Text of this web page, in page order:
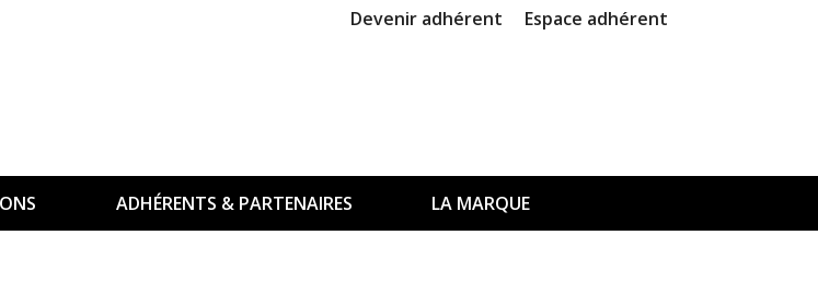
Devenir adhérent Espace adhérent
ADHÉRENTS & PARTENAIRES LA MARQUE